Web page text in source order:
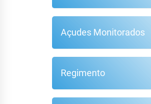
Açudes Monitorados
Regimento